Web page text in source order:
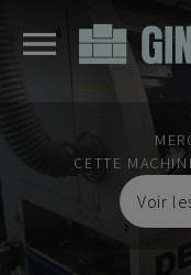
CETTE
Voir